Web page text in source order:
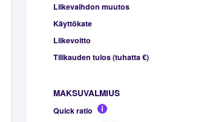
Liikevaihdon muutos
Käyttökate
Liikevoitto
Tilikauden tulos (tuhatta €)
MAKSUVALMIUS
Quick ratio